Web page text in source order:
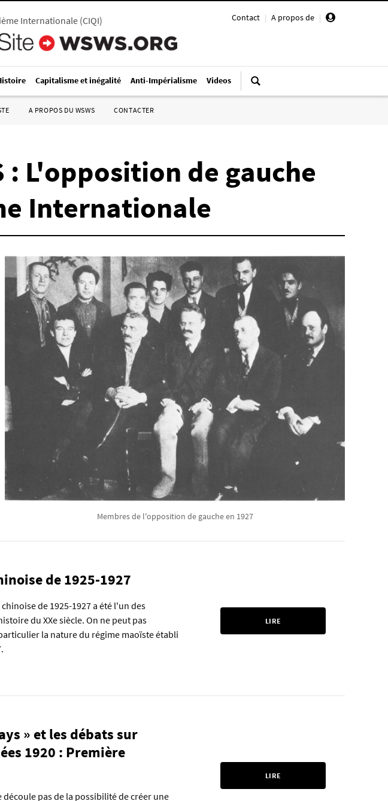
Contact | A propos de |
Internationale(CIQI)
Capitalisme et inégalité Anti-Impérialisme Videos
A PROPOS DU WSWS CONTACTER
: L'opposition de gauche
Internationale
Membres de l'opposition de gauche en 1927
de 1925-1927
de 1925-1927 a été l'un des
du XXe siècle. On ne peut pas
la nature du régime maoïste établi
LIRE
» et les débats sur
1920 : Première
pas de la possibilité de créer une
LIRE